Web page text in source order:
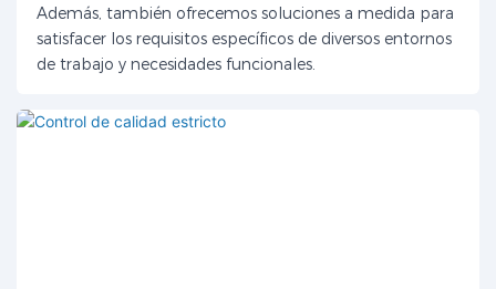
Además, también ofrecemos soluciones a medida para
satisfacer los requisitos específicos de diversos entornos
de trabajo y necesidades funcionales.